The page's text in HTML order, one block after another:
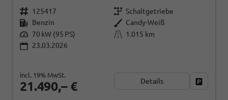
125417
Schaltgetriebe
Benzin
Candy-Weiß
70 kW (95 PS)
1.015 km
23.03.2026
21.490,– €
incl. 19% MwSt.
Details